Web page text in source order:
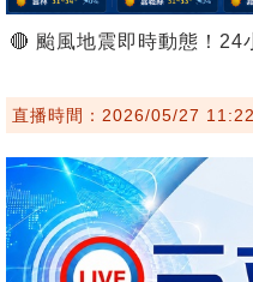
🔴 颱風地震即時動態！24
直播時間：2026/05/27 11:22